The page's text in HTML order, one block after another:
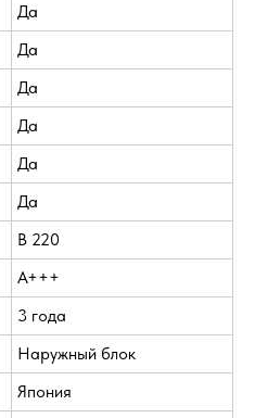
Да
Да
Да
Да
Да
Да
В 220
A+++
3 года
Наружный блок
Япония